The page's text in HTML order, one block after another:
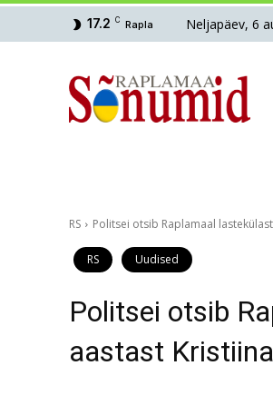
17.2 C Rapla Neljapäev, 6
RS Politsei otsib Raplamaal
RS Uudised
Politsei otsib
aastast